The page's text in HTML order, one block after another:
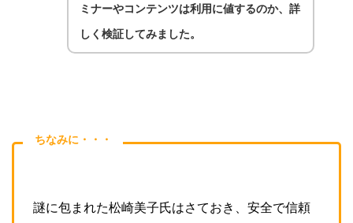
ミナーやコンテンツは利用に値するのか、詳
しく検証してみました。
ちなみに・・・
謎に包まれた松崎美子氏はさておき、安全で信頼